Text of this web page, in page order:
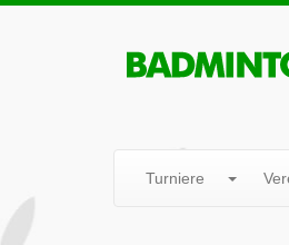
Turniere